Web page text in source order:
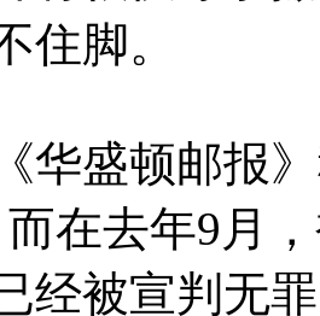
住脚。
盛顿邮报》
而在去年9月
经被宣判无